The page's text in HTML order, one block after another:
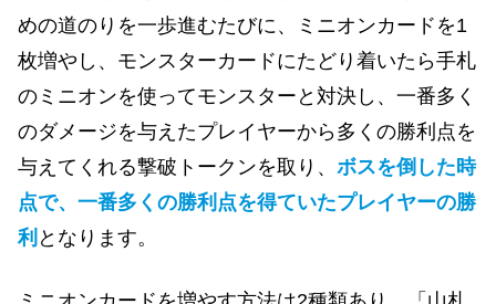
めの道のりを一歩進むたびに、ミニオンカードを1
枚増やし、モンスターカードにたどり着いたら手札
のミニオンを使ってモンスターと対決し、一番多く
のダメージを与えたプレイヤーから多くの勝利点を
与えてくれる撃破トークンを取り、 ボスを倒した時
点で、一番多くの勝利点を得ていたプレイヤーの勝
利 となります。